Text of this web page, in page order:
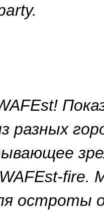
разных
остроты